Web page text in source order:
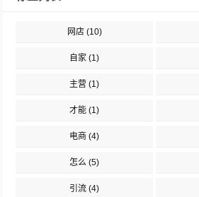
网店(10)
自家 (1)
主营 (1)
才能 (1)
电商 (4)
怎么 (5)
引流 (4)